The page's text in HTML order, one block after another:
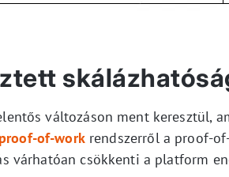
változáson ment keresztül,
proof-of-workrendszerről a proof-
várhatóan csökkenti a platform